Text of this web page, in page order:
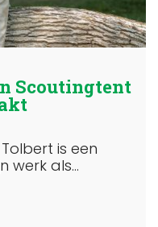
Scoutingtent
is een
werk als...